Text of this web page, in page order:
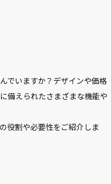
でいますか？デザインや価格
備えられたさまざまな機能や
役割や必要性をご紹介しま